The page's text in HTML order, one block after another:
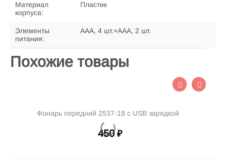
Материал
корпуса:
Пластик
Элементы
питания:
ААА, 4 шт.+ААА, 2 шт.
Похожие товары
Фонарь передний 2537-18 с USB зарядкой
450 ₽